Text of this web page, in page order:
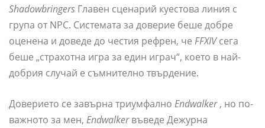
Shadowbringers Главен сценарий куестова линия с
група от NPC. Системата за доверие беше добре
оценена и доведе до честия рефрен, че FFXIVсега
беше „страхотна игра за един играч“, което в най-
добрия случай е съмнително твърдение.
Доверието се завърна триумфално Endwalker, но по-
важното за мен, Endwalkerвъведе Дежурна